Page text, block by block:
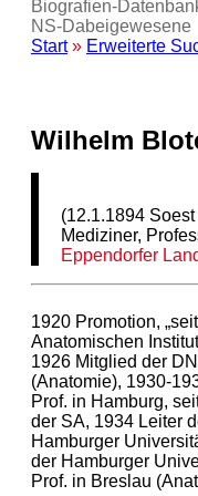
Biografien-
NS‑Dabeigewesene
Start» Erweiterte
Wilhelm
(12.1.1894
Mediziner,
Eppendorfer
1920 Promotion,
Anatomischen
1926 Mitglied der
(Anatomie), 1930-
Prof. in Hamburg,
der SA, 1934 Leiter
Hamburger
der Hamburger
Prof. in Breslau